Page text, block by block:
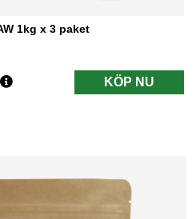
1kg x 3 paket
KÖP NU